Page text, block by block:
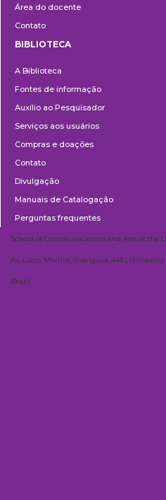
Área do docente
Contato
BIBLIOTECA
A Biblioteca
Fontes de informação
Auxílio ao Pesquisador
Serviços aos usuários
Compras e doações
Contato
Divulgação
Manuais de Catalogação
Perguntas frequentes
School of Communications and Arts of the
Av. Lúcio Martins Rodrigues, 443 | University
Brazil